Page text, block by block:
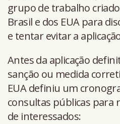
grupo de trabalho
Brasil e dos EUA para
e tentar evitar a
Antes da aplicação
sanção ou medida
EUA definiu um
consultas públicas para
de interessados: